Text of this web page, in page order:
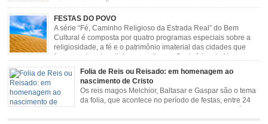
sendo milagroso e grande protetor de suas causas. o ponto alto da festa de
São Benedito é a Marujada. […]
FESTAS DO POVO
A série “Fé, Caminho Religioso da Estrada Real” do Bem
Cultural é composta por quatro programas especiais sobre a
religiosidade, a fé e o patrimônio imaterial das cidades que
fazem parte rota religiosa que liga os Santuários de Nossa
Senhora da Piedade (MG) e Nossa Senhora da Conceição Aparecida (SP)
pela Estrada Real. Quarto episódio […]
Folia de Reis ou Reisado: em homenagem ao
nascimento de Cristo
Os reis magos Melchior, Baltasar e Gaspar são o tema
da folia, que acontece no período de festas, entre 24
de dezembro e 06 de janeiro. Durante a festa, o líder e
seu contramestre lideram a música e o canto do grupo, passando pela